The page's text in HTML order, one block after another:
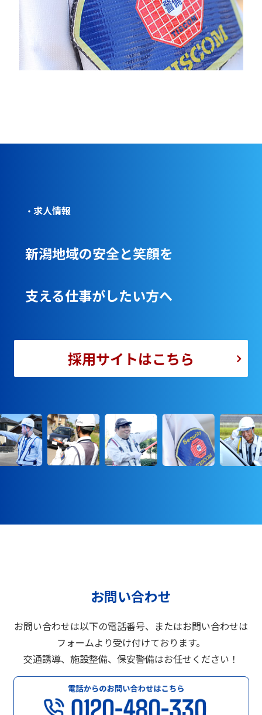
・ 求人情報
新潟地域の安全と笑顔を
支える仕事がしたい方へ
採用サイトはこちら
お問い合わせ
お問い合わせは以下の電話番号、またはお問い合わせは
フォームより受け付けております。
交通誘導、施設整備、保安警備はお任せください！